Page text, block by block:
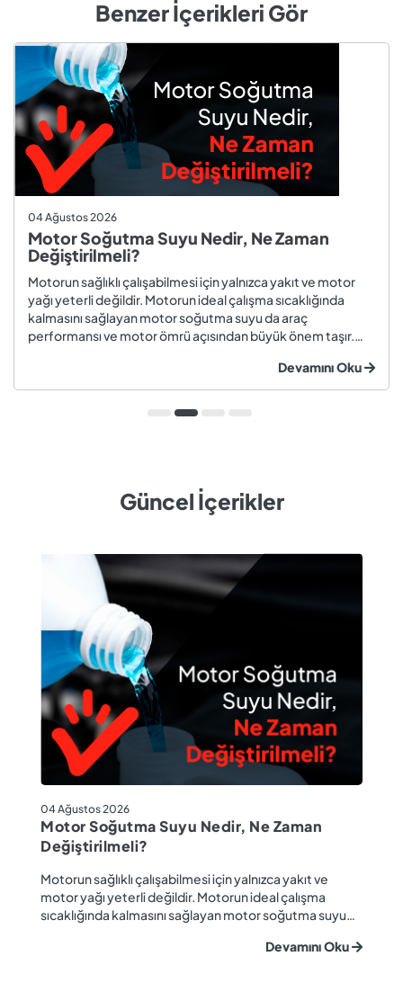
Benzer İçerikleri Gör
04 Ağustos 2026
Motor Soğutma Suyu Nedir, Ne Zaman
Değiştirilmeli?
Motorun sağlıklı çalışabilmesi için yalnızca yakıt ve motor
yağı yeterli değildir. Motorun ideal çalışma sıcaklığında
kalmasını sağlayan motor soğutma suyu da araç
performansı ve motor ömrü açısından büyük önem taşır.
değiştirilmeyen soğutma suyu; hararet, korozyon, motor
arızaları ve yüksek onarım ma...
Devamını Oku
Güncel İçerikler
04 Ağustos 2026
Motor Soğutma Suyu Nedir, Ne Zaman
Değiştirilmeli?
Motorun sağlıklı çalışabilmesi için yalnızca yakıt ve
motor yağı yeterli değildir. Motorun ideal çalışma
sıcaklığında kalmasını sağlayan motor soğutma suyu
önem taşır. Düzenli olarak kontrol edilmeyen veya
Devamını Oku